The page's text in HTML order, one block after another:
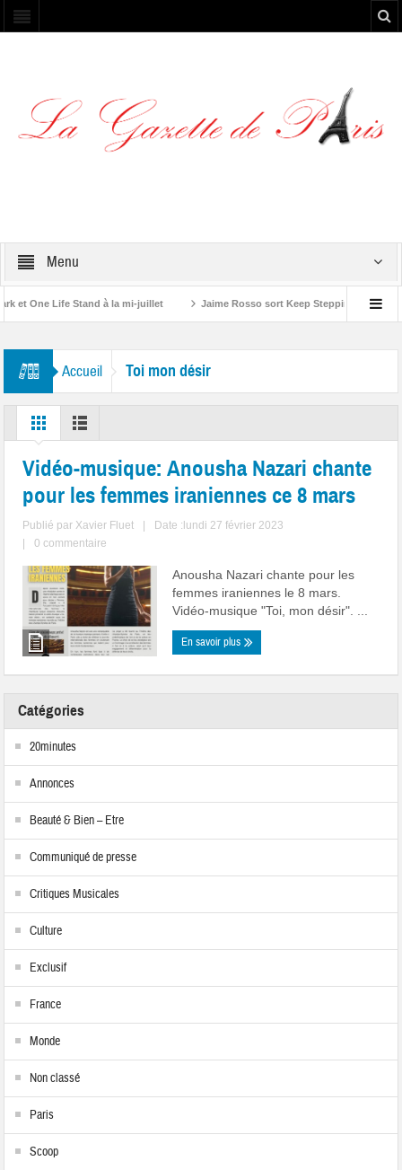
Menu
et One Life Stand à la mi-juillet Jaime Rosso sort Keep Stepping, son
Accueil Toi mon désir
Vidéo-musique: Anousha Nazari chante
pour les femmes iraniennes ce 8 mars
Publié par Xavier Fluet
Date :lundi 27 février 2023
0 commentaire
Anousha Nazari chante pour les
femmes iraniennes le 8 mars.
Vidéo-musique "Toi, mon désir". ...
En savoir plus
Catégories
20minutes
Annonces
Beauté & Bien – Etre
Communiqué de presse
Critiques Musicales
Culture
Exclusif
France
Monde
Non classé
Paris
Scoop